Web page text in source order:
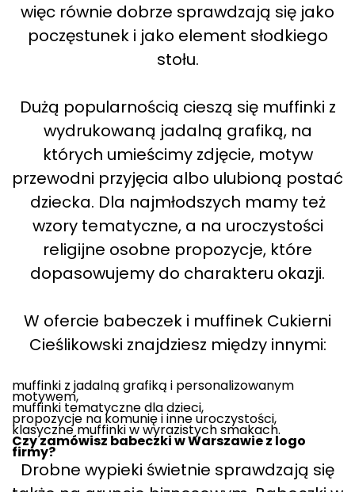
więc równie dobrze sprawdzają się jako
poczęstunek i jako element słodkiego
stołu.
Dużą popularnością cieszą się muffinki z
wydrukowaną jadalną grafiką, na
których umieścimy zdjęcie, motyw
przewodni przyjęcia albo ulubioną postać
dziecka. Dla najmłodszych mamy też
wzory tematyczne, a na uroczystości
religijne osobne propozycje, które
dopasowujemy do charakteru okazji.
W ofercie babeczek i muffinek Cukierni
Cieślikowski znajdziesz między innymi:
muffinki z jadalną grafiką i personalizowanym
motywem,
muffinki tematyczne dla dzieci,
propozycje na komunię i inne uroczystości,
klasyczne muffinki w wyrazistych smakach.
Czy zamówisz babeczki w Warszawie z logo
firmy?
Drobne wypieki świetnie sprawdzają się